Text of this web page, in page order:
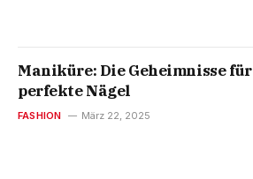
Maniküre: Die Geheimnisse für
perfekte Nägel
FASHION März 22, 2025